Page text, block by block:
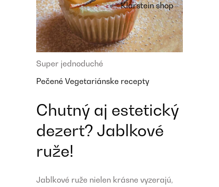
Klarstein shop
Super jednoduché
Pečené Vegetariánske recepty
Chutný aj estetický
dezert? Jablkové
ruže!
Jablkové ruže nielen krásne vyzerajú,